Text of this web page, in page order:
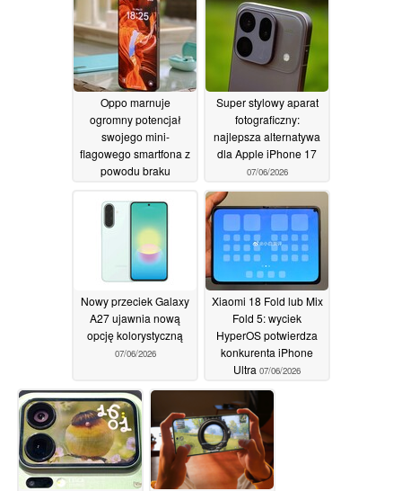
10/06/2026
recenzji07/06/2026
Oppo marnuje
ogromny potencjał
swojego mini-
flagowego smartfona z
powodu braku
Super stylowy aparat
fotograficzny:
najlepsza alternatywa
dla Apple iPhone 17
07/06/2026
Nowy przeciek Galaxy
A27 ujawnia nową
opcję kolorystyczną
07/06/2026
Xiaomi 18 Fold lub Mix
Fold 5: wyciek
HyperOS potwierdza
konkurenta iPhone
Ultra 07/06/2026